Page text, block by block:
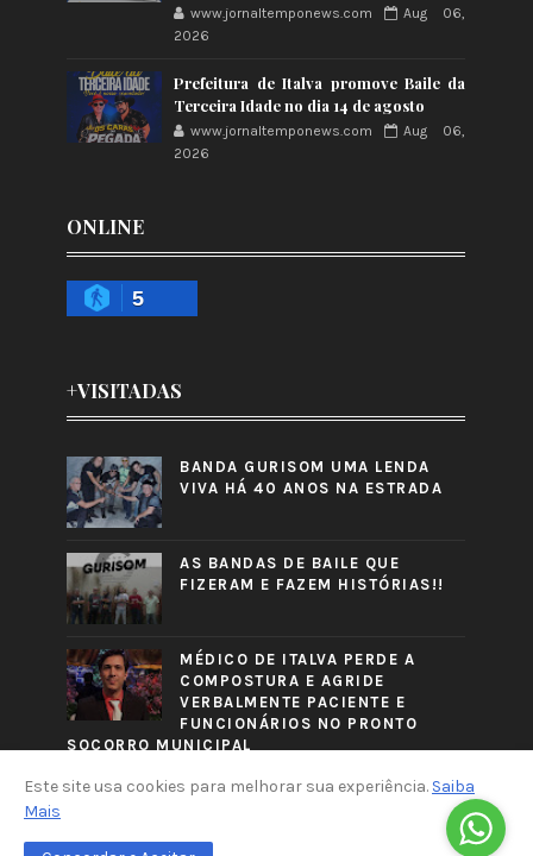
www.jornaltemponews.com
Aug 06,
2026
Prefeitura de Italva promove Baile da
Terceira Idade no dia 14 de agosto
www.jornaltemponews.com
Aug 06,
2026
ONLINE
5
+VISITADAS
BANDA GURISOM UMA LENDA
VIVA HÁ 40 ANOS NA ESTRADA
AS BANDAS DE BAILE QUE
FIZERAM E FAZEM HISTÓRIAS!!
MÉDICO DE ITALVA PERDE A
COMPOSTURA E AGRIDE
VERBALMENTE PACIENTE E
FUNCIONÁRIOS NO PRONTO
SOCORRO MUNICIPAL
Este site usa cookies para melhorar sua experiência. Saiba
Mais